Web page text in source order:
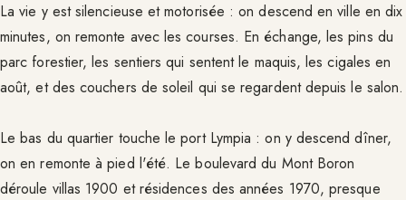
La vie y est silencieuse et motorisée : on descend en ville en dix
minutes, on remonte avec les courses. En échange, les pins du
parc forestier, les sentiers qui sentent le maquis, les cigales en
août, et des couchers de soleil qui se regardent depuis le salon.
Le bas du quartier touche le port Lympia : on y descend dîner,
on en remonte à pied l'été. Le boulevard du Mont Boron
déroule villas 1900 et résidences des années 1970, presque